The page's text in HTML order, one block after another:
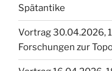
Spätantike
Vortrag 30.04.2026,
Forschungen zur